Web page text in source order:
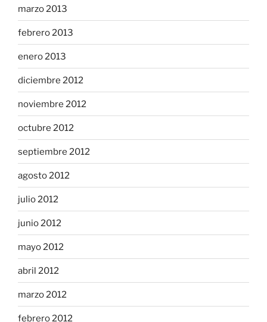
marzo 2013
febrero 2013
enero 2013
diciembre 2012
noviembre 2012
octubre 2012
septiembre 2012
agosto 2012
julio 2012
junio 2012
mayo 2012
abril 2012
marzo 2012
febrero 2012